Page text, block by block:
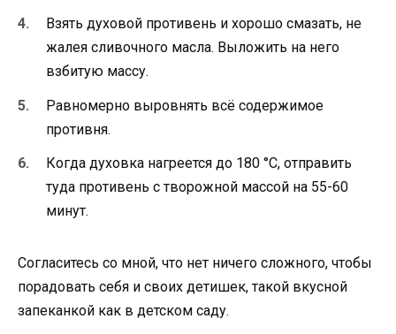
Взять духовой противень и хорошо смазать, не
жалея сливочного масла. Выложить на него
взбитую массу.
Равномерно выровнять всё содержимое
противня.
Когда духовка нагреется до 180 °С, отправить
туда противень с творожной массой на 55-60
минут.
Согласитесь со мной, что нет ничего сложного, чтобы
порадовать себя и своих детишек, такой вкусной
запеканкой как в детском саду.